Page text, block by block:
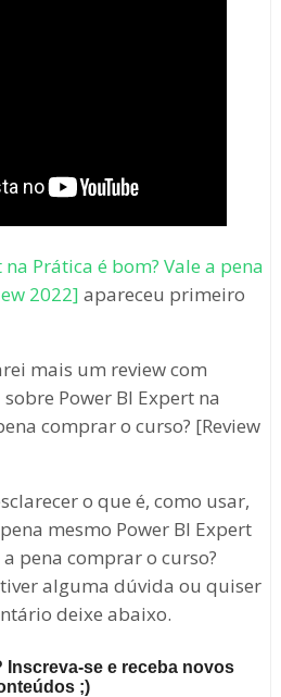
Prática é bom? Vale a pena
2022] apareceu primeiro
mais um review com
sobre Power BI Expert na
comprar o curso? [Review
o que é, como usar,
mesmo Power BI Expert
pena comprar o curso?
tiver alguma dúvida ou quiser
deixe abaixo.
Inscreva-se e receba novos
;)